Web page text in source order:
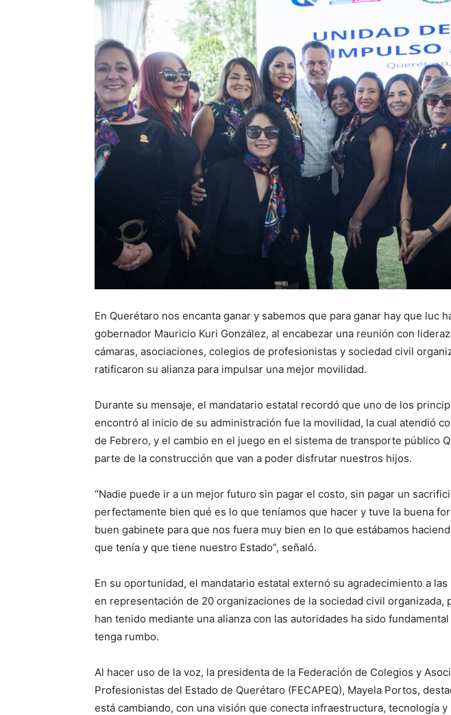
En Querétaro nos encanta ganar y sabemos que para ganar hay que luc
gobernador Mauricio Kuri González, al encabezar una reunión con
cámaras, asociaciones, colegios de profesionistas y sociedad civil
ratificaron su alianza para impulsar una mejor movilidad.
Durante su mensaje, el mandatario estatal recordó que uno de los
encontró al inicio de su administración fue la movilidad, la cual atendió
de Febrero, y el cambio en el juego en el sistema de transporte público
parte de la construcción que van a poder disfrutar nuestros hijos.
“Nadie puede ir a un mejor futuro sin pagar el costo, sin pagar un
perfectamente bien qué es lo que teníamos que hacer y tuve la buena
buen gabinete para que nos fuera muy bien en lo que estábamos
que tenía y que tiene nuestro Estado”, señaló.
En su oportunidad, el mandatario estatal externó su agradecimiento a
en representación de 20 organizaciones de la sociedad civil organizada,
han tenido mediante una alianza con las autoridades ha sido
tenga rumbo.
Al hacer uso de la voz, la presidenta de la Federación de Colegios y
Profesionistas del Estado de Querétaro (FECAPEQ), Mayela Portos,
está cambiando, con una visión que conecta infraestructura, tecnología